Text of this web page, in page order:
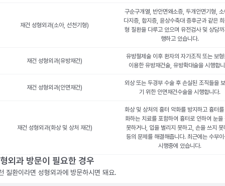
재건 성형외과(소아, 선천기형)
구순구개열, 반안면왜소증, 두개안면기형, 소
다지증, 합지증, 윤상수축대 증후군과 같은 희
형 질환을 다루고 있으며 유전검사 및 상담까
행하고 있습니다.
재건 성형외과(유방재건)
유방절제술 이후 환자의 자가조직 또는 보형
이용한 유방재건술, 유방확대술을 시행합
재건 성형외과(안면재건)
외상 또는 두경부 수술 후 손실된 조직들을
기 위한 안면재건수술을 시행합니다.
재건 성형외과(화상 및 상처 재건)
화상 및 상처의 흉터 악화를 방지하고 흉터를
화하는 치료를 포함하여 흉터로 인하여 눈을
못하거나, 입을 벌리지 못하고, 손을 쓰지 못
등의 문제를 해결해줍니다. 최근에는 수부이
시행중에 있습니다.
외과 방문이 필요한 경우
질환이라면 성형외과에 방문하시면 돼요.